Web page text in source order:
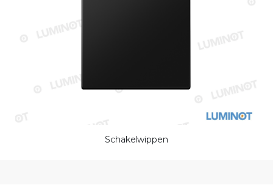
Schakelwippen